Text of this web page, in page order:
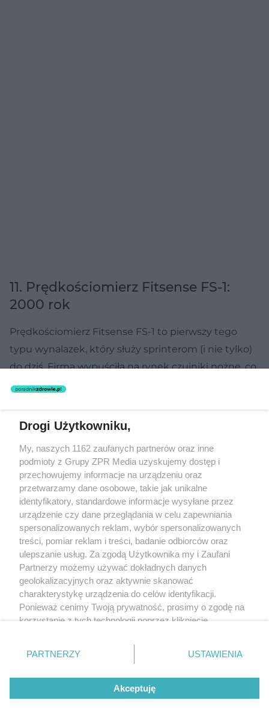
11. Prędkościomierz Fitsense FS-1:
2000 rok
Prędkościomierz Fitsense FS-1 to pierwszy tego
typu wynalazek, który służy sprinterom (i nie tylko)
do dziś. Firma wypuściła na rynek czujniki nożne, co
raz na zawsze skończyło niepewność dotycząca
biegu. Co ciekawe, niezależnie od Fitsense firma
Nike w tym samym czasie wypuściła na rynek swoje
prędkościomierze, ale jak się okazało, tym razem to
nie Nike zawładnął sercami sportowców i sędziów, a
właśnie Fitsense!
Dawne prędkościomierze analizowały długość
kroku i kalkulowały na jego podstawie tempo oraz
dystans – na takiej zasadzie działają obecnie
krokomierze. Dziś, czujniki muszą nieco walczyć o
siebie – firma Garmin w 2003 roku wprowadziła
mierniki GPS, które również cieszą się niemałym
powodzeniem.
12. System Challenge: 2010 rok
umożliwia rozstrzyganie decyzji sędziów. Jest na
Drogi Użytkowniku,
My, naszych 1162 zaufanych partnerów oraz inne
podmioty z Grupy ZPR Media uzyskujemy dostęp i
przechowujemy informacje na urządzeniu oraz
przetwarzamy dane osobowe, takie jak unikalne
identyfikatory, standardowe informacje wysyłane przez
urządzenie czy dane przeglądania w celu zapewniania
spersonalizowanych reklam, wybór spersonalizowanych
treści, pomiar reklam i treści, badanie odbiorców oraz
ulepszanie usług. Za zgodą Użytkownika my i Zaufani
Partnerzy możemy używać dokładnych danych
geolokalizacyjnych oraz aktywnie skanować
charakterystykę urządzenia do celów identyfikacji.
Ponieważ cenimy Twoją prywatność, prosimy o zgodę na
korzystanie z tych technologii poprzez kliknięcie
zmienić/wycofać klikając przycisk ustawień prywatności
znajdujący się w lewym dolnym rogu strony
rodzaje przetwarzania danych nie wymagają zgody
użytkownika, ale masz prawo sprzeciwić się takiemu
przetwarzaniu. Preferencje będą miały zastosowanie tylko
PARTNERZY USTAWIENIA
Akceptuję